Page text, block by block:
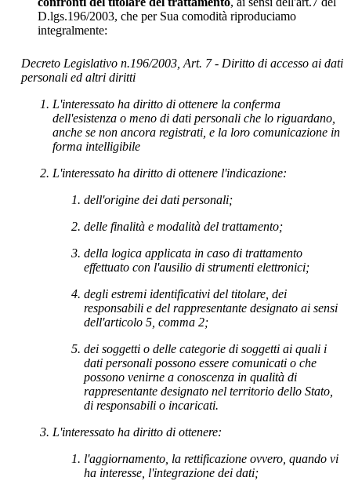
D.lgs.196/2003, che per Sua comodità riproduciamo
integralmente:
Decreto Legislativo n.196/2003, Art. 7 - Diritto di accesso ai dati
personali ed altri diritti
L'interessato ha diritto di ottenere la conferma
dell'esistenza o meno di dati personali che lo riguardano,
anche se non ancora registrati, e la loro comunicazione in
forma intelligibile
L'interessato ha diritto di ottenere l'indicazione:
dell'origine dei dati personali;
delle finalità e modalità del trattamento;
della logica applicata in caso di trattamento
effettuato con l'ausilio di strumenti elettronici;
degli estremi identificativi del titolare, dei
responsabili e del rappresentante designato ai sensi
dell'articolo 5, comma 2;
dei soggetti o delle categorie di soggetti ai quali i
dati personali possono essere comunicati o che
possono venirne a conoscenza in qualità di
rappresentante designato nel territorio dello Stato,
di responsabili o incaricati.
L'interessato ha diritto di ottenere:
l'aggiornamento, la rettificazione ovvero, quando vi
ha interesse, l'integrazione dei dati;